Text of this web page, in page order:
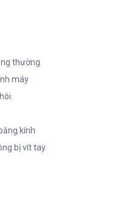
thường.
máy
kính
bị vít tay.